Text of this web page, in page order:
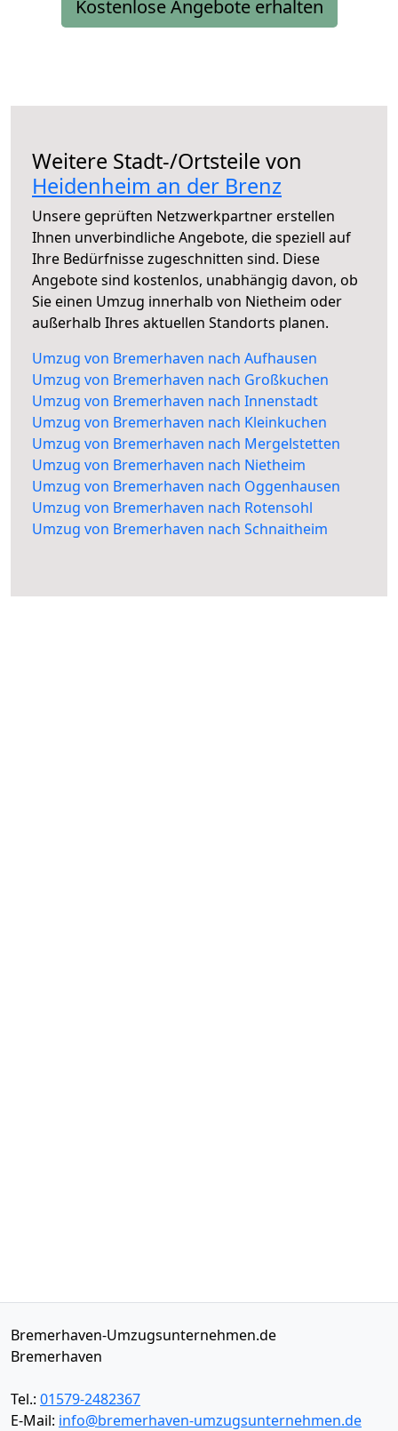
Kostenlose Angebote erhalten
Weitere Stadt-/Ortsteile von
Heidenheim an der Brenz
Unsere geprüften Netzwerkpartner erstellen
Ihnen unverbindliche Angebote, die speziell auf
Ihre Bedürfnisse zugeschnitten sind. Diese
Angebote sind kostenlos, unabhängig davon, ob
Sie einen Umzug innerhalb von Nietheim oder
außerhalb Ihres aktuellen Standorts planen.
Umzug von Bremerhaven nach Aufhausen
Umzug von Bremerhaven nach Großkuchen
Umzug von Bremerhaven nach Innenstadt
Umzug von Bremerhaven nach Kleinkuchen
Umzug von Bremerhaven nach Mergelstetten
Umzug von Bremerhaven nach Nietheim
Umzug von Bremerhaven nach Oggenhausen
Umzug von Bremerhaven nach Rotensohl
Umzug von Bremerhaven nach Schnaitheim
Bremerhaven-Umzugsunternehmen.de
Bremerhaven
Tel.: 01579-2482367
E-Mail: info@bremerhaven-umzugsunternehmen.de